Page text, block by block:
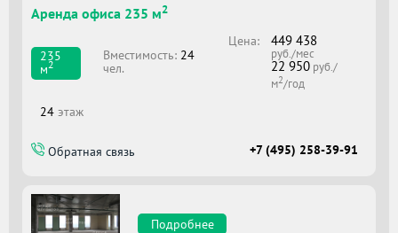
Аренда офиса 235 м2
235
м2
Вместимоcть: 24
чел.
Цена: 449 438
руб./мес
22 950 руб./
м2/год
24 этаж
Обратная связь +7 (495) 258-39-91
Подробнее